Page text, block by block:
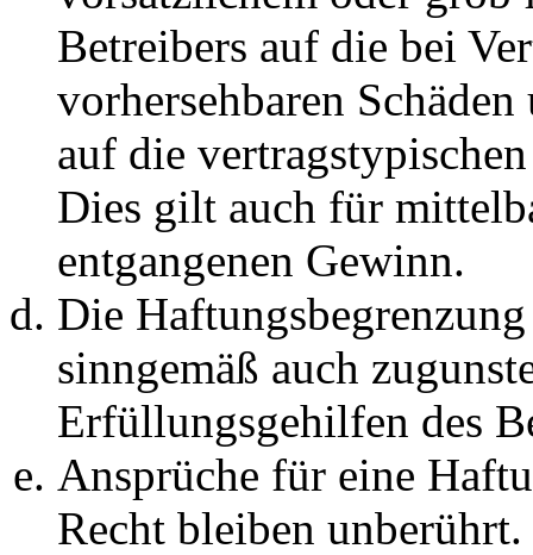
Betreibers auf die bei
vorhersehbaren
auf die
Dies gilt auch für
entgangenen Gewinn.
Die
sinngemäß auch
Erfüllungsgehilfen des
Ansprüche für eine
Recht bleiben unberührt.